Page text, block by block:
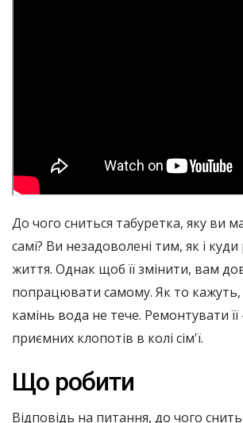
До чого сниться табуретка, яку ви
самі? Ви незадоволені тим, як і
життя. Однак щоб її змінити, вам
попрацювати самому. Як то кажуть,
камінь вода не тече. Ремонтувати
приємних клопотів в колі сім'ї.
Що робити
Відповідь на питання, до чого